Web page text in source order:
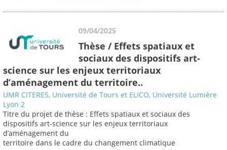
09/04/2025
Thèse / Effets spatiaux et
sociaux des dispositifs art-
science sur les enjeux territoriaux
d’aménagement du territoire..
UMR CITERES, Université de Tours et ELICO, Université Lumière
Lyon 2
Titre du projet de thèse : Effets spatiaux et sociaux des
dispositifs art-science sur les enjeux territoriaux
d’aménagement du
territoire dans le cadre du changement climatique